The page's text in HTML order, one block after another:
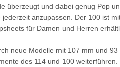
überzeugt und dabei genug Pop
anzupassen. Der 100 ist
für Damen und Herren
neue Modelle mit 107 mm und
des 114 und 100 weiterführen.